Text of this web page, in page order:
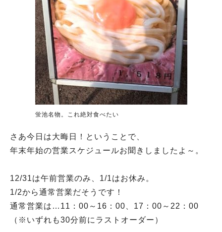
蛍池名物。これ絶対食べたい
さあ今日は大晦日！ということで、
年末年始の営業スケジュールお聞きしましたよ～。
12/31は午前営業のみ、1/1はお休み。
1/2から通常営業だそうです！
通常営業は…11：00～16：00、17：00～22：00
（※いずれも30分前にラストオーダー）